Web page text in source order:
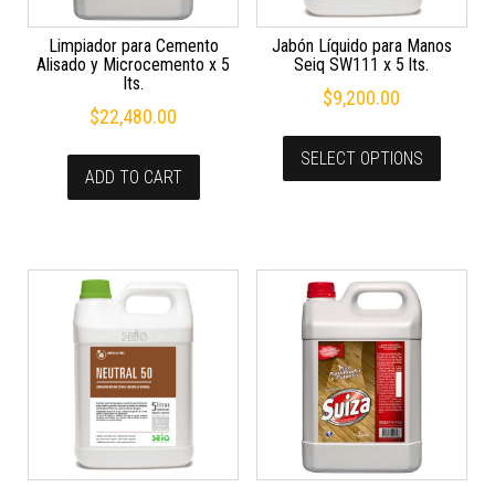
Limpiador para Cemento
Alisado y Microcemento x 5
lts.
$22,480.00
ADD TO CART
Jabón Líquido para Manos
Seiq SW111 x 5 lts.
$9,200.00
SELECT OPTIONS